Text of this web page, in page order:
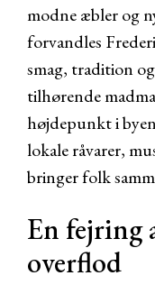
modne æbler og
forvandles
smag, tradition
tilhørende
højdepunkt i
lokale råvarer,
bringer folk
En fejring
overflod